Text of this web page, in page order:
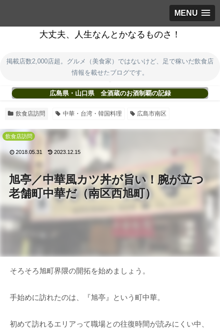
MENU
大丈夫、人生なんとかなるものさ！
掲載店数2,000店超。グルメ（美食家）ではないけど、足で稼いだ飲食店
情報を載せたブログです。
広島県・山口県 全酒蔵のお酒制覇の記録
飲食店訪問 中華・台湾・韓国料理 広島市南区
旭亭／中華風カツ丼が旨い！腕が立つ
老舗町中華だ（南区西旭町）
飲食店訪問
2018.05.31 2023.12.15
そろそろ旭町界隈の開拓を始めましょう。
手始めに訪れたのは、『旭亭』という町中華。
初めて訪れるエリアって職場との往復時間が読みにくい中、